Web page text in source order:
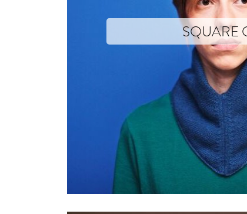
SQUARE
Photographs © Mathieu Drouet